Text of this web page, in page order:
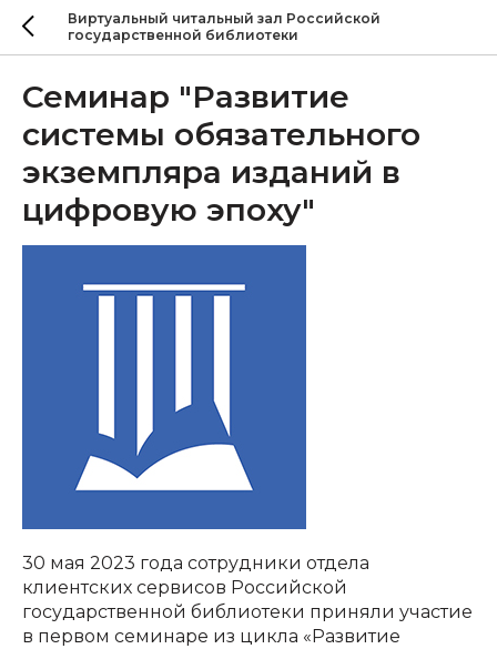
Виртуальный читальный зал Российской
государственной библиотеки
Семинар "Развитие
системы обязательного
экземпляра изданий в
цифровую эпоху"
30 мая 2023 года сотрудники отдела
клиентских сервисов Российской
государственной библиотеки приняли участие
в первом семинаре из цикла «Развитие